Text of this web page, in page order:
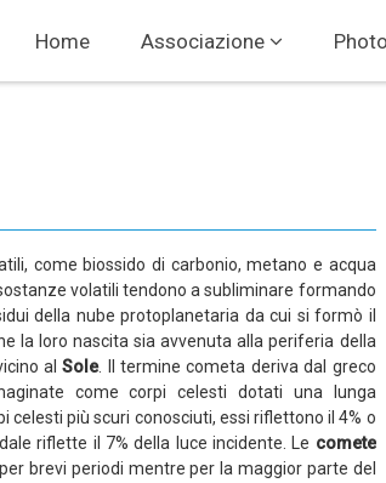
Home Associazione
come biossido di carbonio, metano e acqua
volatili tendono a subliminare formando
della nube protoplanetaria da cui si formò il
la loro nascita sia avvenuta alla periferia della
alSole. Il termine cometa deriva dal greco
come corpi celesti dotati una lunga
più scuri conosciuti, essi riflettono il 4% o
riflette il 7% della luce incidente. Le comete
brevi periodi mentre per la maggior parte del